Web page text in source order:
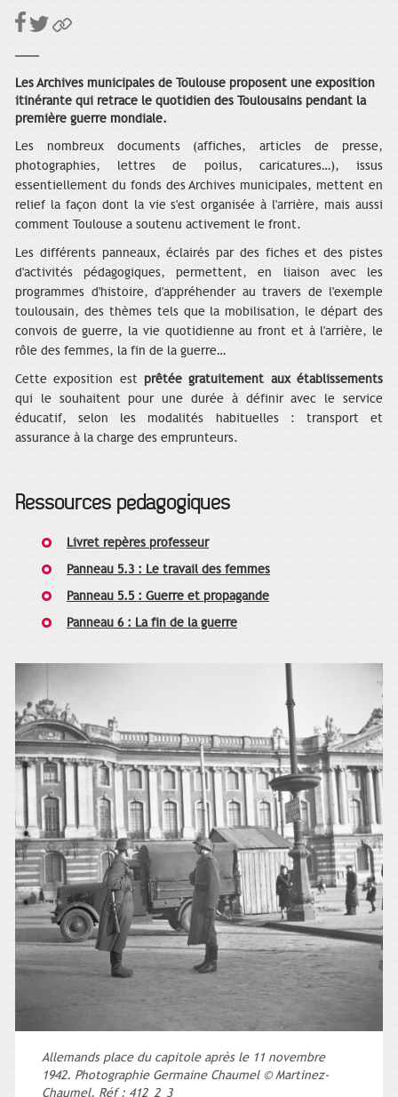
Les Archives municipales de Toulouse proposent une exposition
itinérante qui retrace le quotidien des Toulousains pendant la
première guerre mondiale.
Les nombreux documents (affiches, articles de presse,
photographies, lettres de poilus, caricatures…), issus
essentiellement du fonds des Archives municipales, mettent en
relief la façon dont la vie s'est organisée à l'arrière, mais aussi
comment Toulouse a soutenu activement le front.
Les différents panneaux, éclairés par des fiches et des pistes
d'activités pédagogiques, permettent, en liaison avec les
programmes d'histoire, d'appréhender au travers de l'exemple
toulousain, des thèmes tels que la mobilisation, le départ des
convois de guerre, la vie quotidienne au front et à l'arrière, le
rôle des femmes, la fin de la guerre…
Cette exposition est prêtée gratuitement aux établissements
qui le souhaitent pour une durée à définir avec le service
éducatif, selon les modalités habituelles : transport et
assurance à la charge des emprunteurs.
Ressources pédagogiques
Livret repères professeur
Panneau 5.3 : Le travail des femmes
Panneau 5.5 : Guerre et propagande
Panneau 6 : La fin de la guerre
Allemands place du capitole après le 11 novembre
1942. Photographie Germaine Chaumel © Martinez-
Chaumel. Réf : 412_2_3